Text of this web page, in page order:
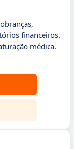
financeiros.
médica.